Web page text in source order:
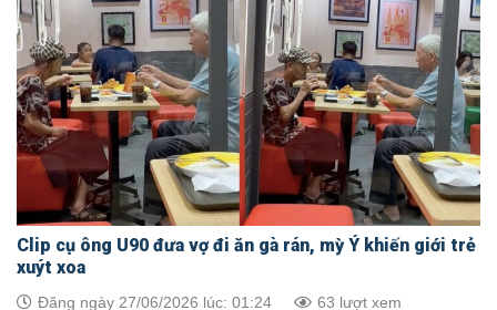
Clip cụ ông U90 đưa vợ đi ăn gà rán, mỳ Ý khiến giới trẻ
xuýt xoa
Đăng ngày 27/06/2026 lúc: 01:24 63 lượt xem